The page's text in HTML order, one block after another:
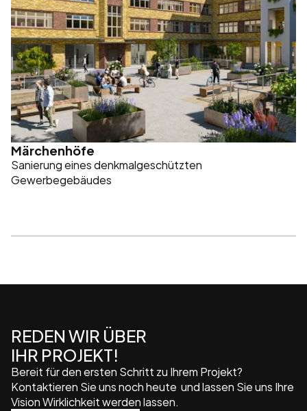
Märchenhöfe
Sanierung eines denkmalgeschützten
Gewerbegebäudes
REDEN WIR ÜBER
IHR PROJEKT!
Bereit für den ersten Schritt zu Ihrem Projekt?
Kontaktieren Sie uns noch heute  und lassen Sie uns Ihre
Vision Wirklichkeit werden lassen.